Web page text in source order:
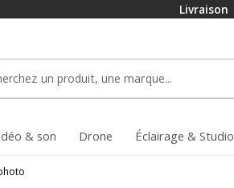
Livraison
& son Drone Éclairage & Studio